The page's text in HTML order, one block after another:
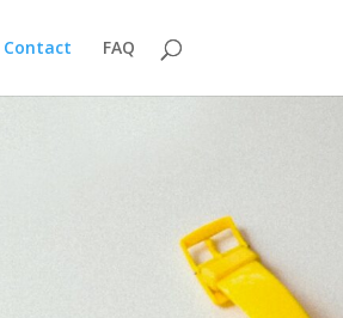
Contact FAQ